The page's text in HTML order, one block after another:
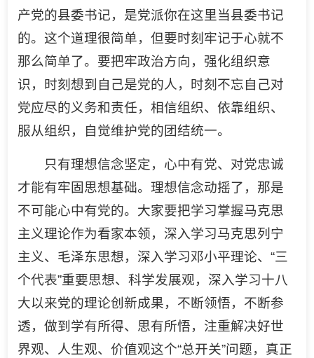
产党的县委书记，是党派你在这里当县委书记
的。这个道理很简单，但要时刻牢记于心就不
那么简单了。要把牢政治方向，强化组织意
识，时刻想到自己是党的人，时刻不忘自己对
党应尽的义务和责任，相信组织、依靠组织、
服从组织，自觉维护党的团结统一。
只有理想信念坚定，心中有党、对党忠诚
才能有牢固思想基础。理想信念动摇了，那是
不可能心中有党的。大家要把学习掌握马克思
主义理论作为看家本领，深入学习马克思列宁
主义、毛泽东思想，深入学习邓小平理论、“三
个代表”重要思想、科学发展观，深入学习十八
大以来党的理论创新成果，不断领悟，不断参
透，做到学有所得、思有所悟，注重解决好世
界观、人生观、价值观这个“总开关”问题，真正